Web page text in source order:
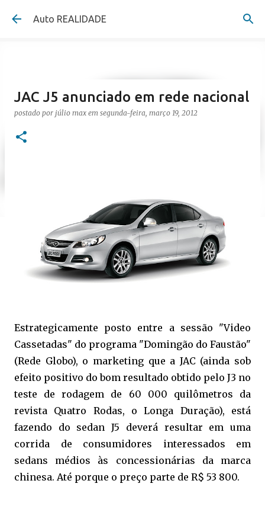
Pular para o conteúdo principal
Auto REALIDADE
JAC J5 anunciado em rede nacional
postado por júlio max em segunda-feira, março 19, 2012
Estrategicamente posto entre a sessão "Video
Cassetadas" do programa "Domingão do Faustão"
(Rede Globo), o marketing que a JAC (ainda sob
efeito positivo do bom resultado obtido pelo J3 no
teste de rodagem de 60 000 quilômetros da
revista Quatro Rodas, o Longa Duração), está
fazendo do sedan J5 deverá resultar em uma
corrida de consumidores interessados em
sedans médios às concessionárias da marca
chinesa. Até porque o preço parte de R$ 53 800.